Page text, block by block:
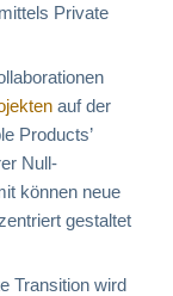
Private
auf der
Products’
Null-
können neue
gestaltet
Transition wird